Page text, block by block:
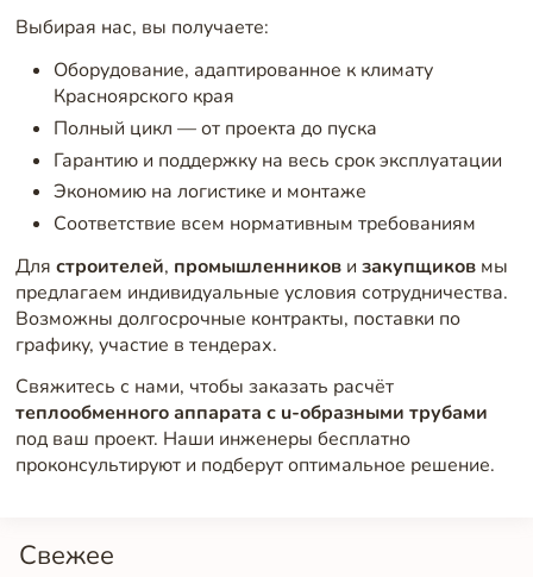
Свежее
Выбирая нас, вы получаете:
Оборудование, адаптированное к климату
Красноярского края
Полный цикл — от проекта до пуска
Гарантию и поддержку на весь срок эксплуатации
Экономию на логистике и монтаже
Соответствие всем нормативным требованиям
Для строителей, промышленникови закупщиковмы
предлагаем индивидуальные условия сотрудничества.
Возможны долгосрочные контракты, поставки по
графику, участие в тендерах.
Свяжитесь с нами, чтобы заказать расчёт
теплообменного аппарата с u-образными трубами
под ваш проект. Наши инженеры бесплатно
проконсультируют и подберут оптимальное решение.